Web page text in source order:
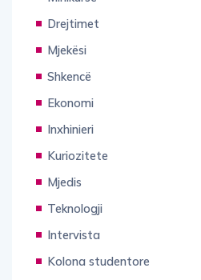
Drejtimet
Mjekësi
Shkencë
Ekonomi
Inxhinieri
Kuriozitete
Mjedis
Teknologji
Intervista
Kolona studentore